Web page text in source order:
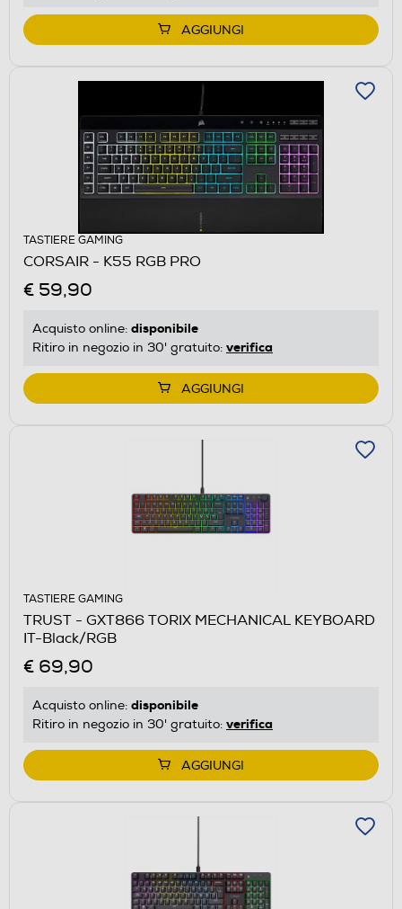
AGGIUNGI
TASTIERE GAMING
CORSAIR - K55 RGB PRO
€ 59,90
Acquisto online: disponibile
Ritiro in negozio in 30' gratuito: verifica
AGGIUNGI
TASTIERE GAMING
TRUST - GXT866 TORIX MECHANICAL KEYBOARD
IT-Black/RGB
€ 69,90
Acquisto online: disponibile
Ritiro in negozio in 30' gratuito: verifica
AGGIUNGI